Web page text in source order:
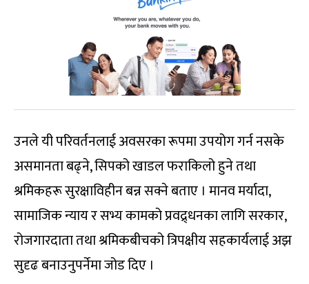
उनले यी परिवर्तनलाई अवसरका रूपमा उपयोग गर्न नसके
असमानता बढ्ने, सिपको खाडल फराकिलो हुने तथा
श्रमिकहरू सुरक्षाविहीन बन्न सक्ने बताए । मानव मर्यादा,
सामाजिक न्याय र सभ्य कामको प्रवद्र्धनका लागि सरकार,
रोजगारदाता तथा श्रमिकबीचको त्रिपक्षीय सहकार्यलाई अझ
सुदृढ बनाउनुपर्नेमा जोड दिए ।